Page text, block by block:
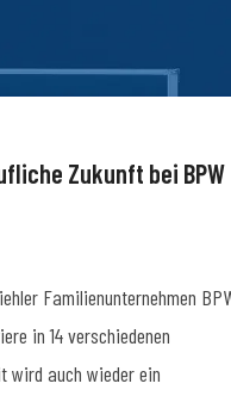
Zukunft bei BPW
Familienunternehmen
in 14 verschiedenen
wird auch wieder ein